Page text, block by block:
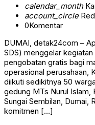
calendar_month
account_circle
0Komentar
DUMAI, detak24com –
SDS) menggelar
pengobatan gratis bagi
operasional perusahaan,
diikuti sedikitnya 50
gedung MTs Nurul Islam,
Sungai Sembilan, Dumai,
komitmen […]